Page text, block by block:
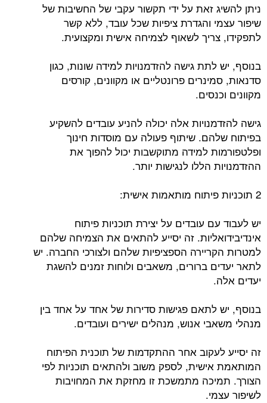
ניתן להשיג זאת על ידי תקשור עקבי של החשיבות של
שיפור עצמי והגדרת ציפיות שכל עובד, ללא קשר
לתפקידו, צריך לשאוף לצמיחה אישית ומקצועית.
בנוסף, יש לתת גישה להזדמנויות למידה שונות, כגון
סדנאות, סמינרים פרונטליים או מקוונים, קורסים
מקוונים וכנסים.
גישה להזדמנויות אלה יכולה להניע עובדים להשקיע
בפיתוח שלהם. שיתוף פעולה עם מוסדות חינוך
ופלטפורמות למידה מתוקשבות יכול להפוך את
ההזדמנויות הללו לנגישות יותר.
2 תוכניות פיתוח מותאמות אישית:
יש לעבוד עם עובדים על יצירת תוכניות פיתוח
אינדיבידואליות. זה יסייע להתאים את הצמיחה שלהם
למטרות הקריירה הספציפיות שלהם ולצורכי החברה. יש
לתאר יעדים ברורים, משאבים ולוחות זמנים להשגת
יעדים אלה.
בנוסף, יש לתאם פגישות סדירות של אחד על אחד בין
מנהלי משאבי אנוש, מנהלים ישירים ועובדים.
זה יסייע לעקוב אחר ההתקדמות של תוכנית הפיתוח
המותאמת אישית, לספק משוב ולהתאים תוכניות לפי
הצורך. תמיכה מתמשכת זו מחזקת את המחויבות
לשיפור עצמי.